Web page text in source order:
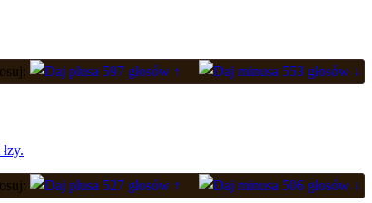
597 głosów ↑ 553 głosów ↓
527 głosów ↑ 506 głosów ↓